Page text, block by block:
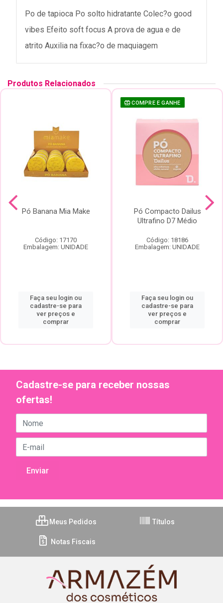
Po de tapioca Po solto hidratante Colec?o good
vibes Efeito soft focus A prova de agua e de
atrito Auxilia na fixac?o de maquiagem
Produtos Relacionados
Pó Banana Mia Make
Código: 17170
Embalagem: UNIDADE
Faça seu login ou
cadastre-se para
ver preços e
comprar
COMPRE E GANHE
Pó Compacto Dailus
Ultrafino D7 Médio
Código: 18186
Embalagem: UNIDADE
Faça seu login ou
cadastre-se para
ver preços e
comprar
Cadastre-se para receber nossas
ofertas!
Meus Pedidos Títulos
Notas Fiscais